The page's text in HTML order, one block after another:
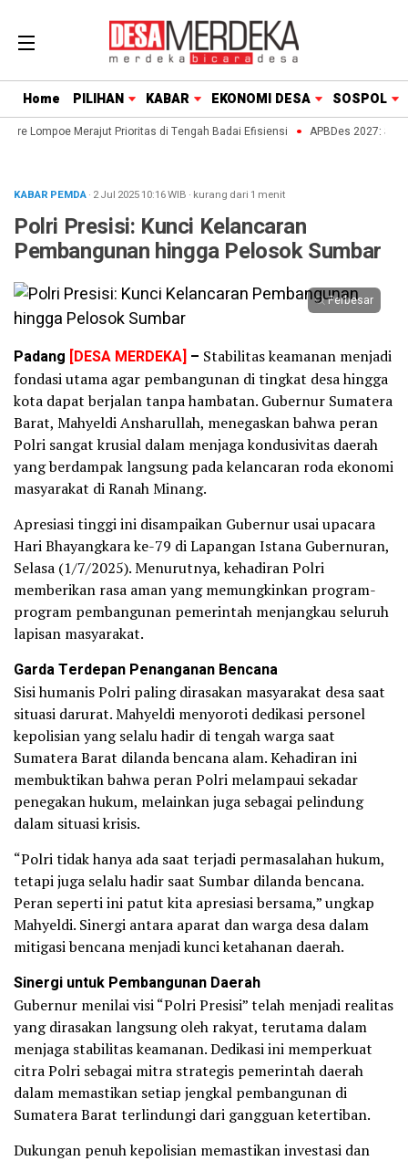
Home PILIHAN KABAR EKONOMI DESA SOSPOL
Lompoe Merajut Prioritas di Tengah Badai Efisiensi APBDes 2027:
KABAR PEMDA· 2 Jul 202510:16WIB · kurang dari 1 menit
Polri Presisi: Kunci Kelancaran
Pembangunan hingga Pelosok Sumbar
Perbesar
Padang [DESA MERDEKA] – Stabilitas keamanan menjadi
fondasi utama agar pembangunan di tingkat desa hingga
kota dapat berjalan tanpa hambatan. Gubernur Sumatera
Barat, Mahyeldi Ansharullah, menegaskan bahwa peran
Polri sangat krusial dalam menjaga kondusivitas daerah
yang berdampak langsung pada kelancaran roda ekonomi
masyarakat di Ranah Minang.
Apresiasi tinggi ini disampaikan Gubernur usai upacara
Hari Bhayangkara ke-79 di Lapangan Istana Gubernuran,
Selasa (1/7/2025). Menurutnya, kehadiran Polri
memberikan rasa aman yang memungkinkan program-
program pembangunan pemerintah menjangkau seluruh
lapisan masyarakat.
Garda Terdepan Penanganan Bencana
Sisi humanis Polri paling dirasakan masyarakat desa saat
situasi darurat. Mahyeldi menyoroti dedikasi personel
kepolisian yang selalu hadir di tengah warga saat
Sumatera Barat dilanda bencana alam. Kehadiran ini
membuktikan bahwa peran Polri melampaui sekadar
penegakan hukum, melainkan juga sebagai pelindung
dalam situasi krisis.
“Polri tidak hanya ada saat terjadi permasalahan hukum,
tetapi juga selalu hadir saat Sumbar dilanda bencana.
Peran seperti ini patut kita apresiasi bersama,” ungkap
Mahyeldi. Sinergi antara aparat dan warga desa dalam
mitigasi bencana menjadi kunci ketahanan daerah.
Sinergi untuk Pembangunan Daerah
Gubernur menilai visi “Polri Presisi” telah menjadi realitas
yang dirasakan langsung oleh rakyat, terutama dalam
menjaga stabilitas keamanan. Dedikasi ini memperkuat
citra Polri sebagai mitra strategis pemerintah daerah
dalam memastikan setiap jengkal pembangunan di
Sumatera Barat terlindungi dari gangguan ketertiban.
Dukungan penuh kepolisian memastikan investasi dan